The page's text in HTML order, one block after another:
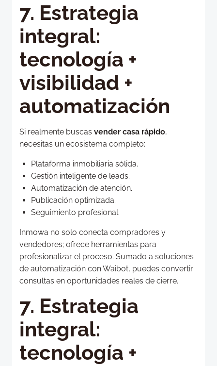
7. Estrategia
integral:
tecnología +
visibilidad +
automatización
Si realmente buscas vender casa rápido,
necesitas un ecosistema completo:
Plataforma inmobiliaria sólida.
Gestión inteligente de leads.
Automatización de atención.
Publicación optimizada.
Seguimiento profesional.
Inmowa no solo conecta compradores y
vendedores; ofrece herramientas para
profesionalizar el proceso. Sumado a soluciones
de automatización con Waibot, puedes convertir
consultas en oportunidades reales de cierre.
7. Estrategia
integral:
tecnología +